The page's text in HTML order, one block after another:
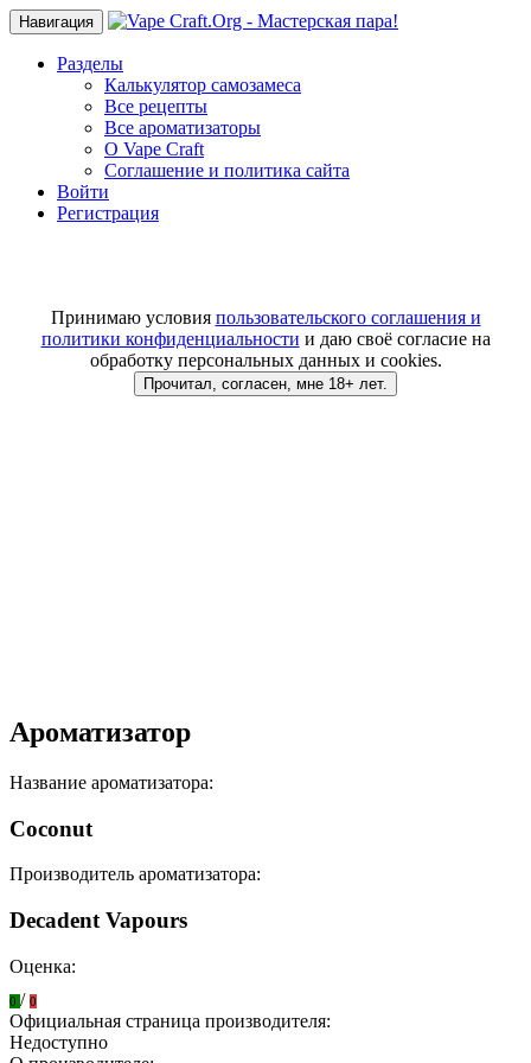
Навигация
Разделы
Калькулятор самозамеса
Все рецепты
Все ароматизаторы
O Vape Craft
Соглашение и политика сайта
Войти
Регистрация
Принимаю условия пользовательского соглашения и
политики конфиденциальности и даю своё согласие на
обработку персональных данных и cookies.
Прочитал, согласен, мне 18+ лет.
Ароматизатор
Название ароматизатора:
Coconut
Производитель ароматизатора:
Decadent Vapours
Оценка:
0 / 0
Официальная страница производителя:
Недоступно